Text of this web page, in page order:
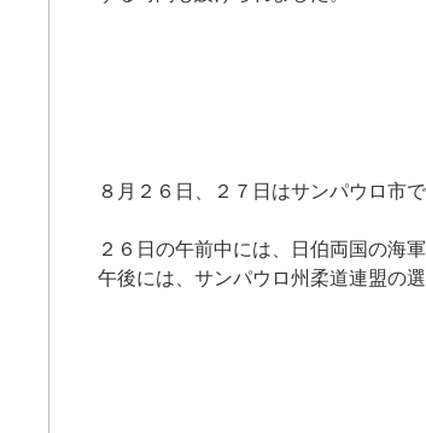
８月２６日、２７日はサンパウロ市
２６日の午前中には、日伯両国の海
午後には、サンパウロ州柔道連盟の